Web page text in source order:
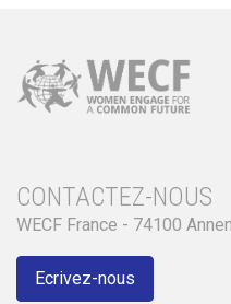
CONTACTEZ-NOUS
WECF France - 74100
Ecrivez-nous